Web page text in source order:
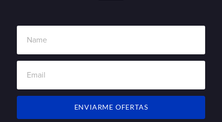
ENVIARME OFERTAS